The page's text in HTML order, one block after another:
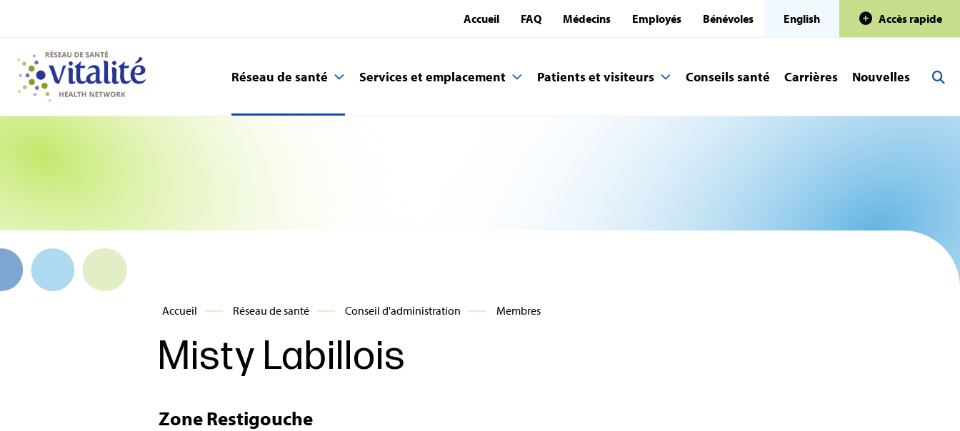
Accueil FAQ Médecins Employés Bénévoles English Accès rapide
Réseau de santé Services et emplacement Patients et visiteurs Conseils santé Carrières Nouvelles
Accueil Réseau de santé Conseil d'administration Membres
Misty Labillois
Zone Restigouche